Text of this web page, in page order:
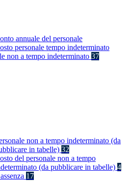
annuale del personale
personale tempo indeterminato
non a tempo indeterminato 37
non a tempo indeterminato (da
in tabelle) 32
del personale non a tempo
(da pubblicare in tabelle) 4
17